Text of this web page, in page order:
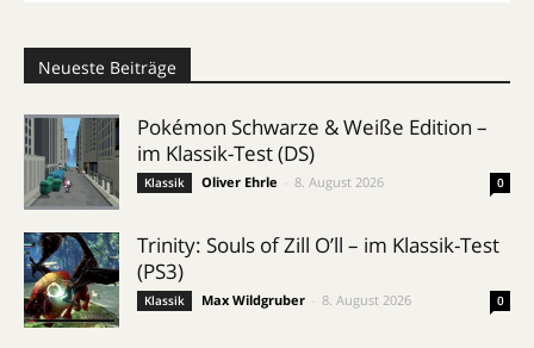
Neueste Beiträge
Pokémon Schwarze & Weiße Edition –
im Klassik-Test (DS)
Klassik Oliver Ehrle 8. August 2026 0
Trinity: Souls of Zill O’ll – im Klassik-Test
(PS3)
Klassik Max Wildgruber 8. August 2026 0